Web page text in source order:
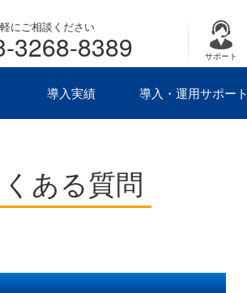
にご相談ください
3268-8389 サポート
導入実績 導入・運用サポート
ある質問